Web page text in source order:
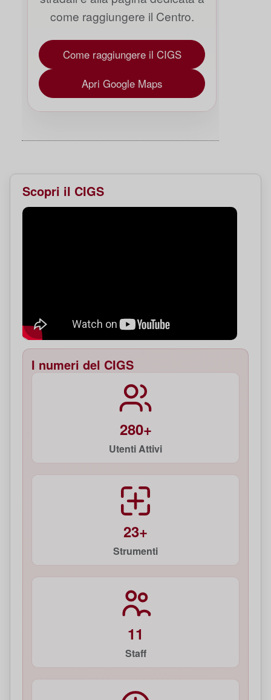
come raggiungere il Centro.
Come raggiungere il CIGS
Apri Google Maps
Scopri il CIGS
I numeri del CIGS
280+
Utenti Attivi
23+
Strumenti
11
Staff